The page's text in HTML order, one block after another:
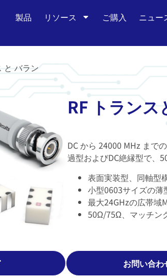
製品 リソース ご購入 ニュー
と バラン
RF トランス
DC から 24000 MHz まで
過型およびDC絶縁型で、
表面実装型、同軸型
小型0603サイズの薄
最大24GHzの広帯域
50Ω/75Ω、マッチン
お問い合わ